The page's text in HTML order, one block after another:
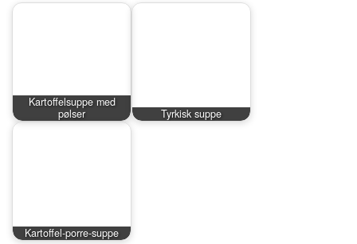
Kartoffelsuppe med
pølser
Tyrkisk suppe
Kartoffel-porre-suppe